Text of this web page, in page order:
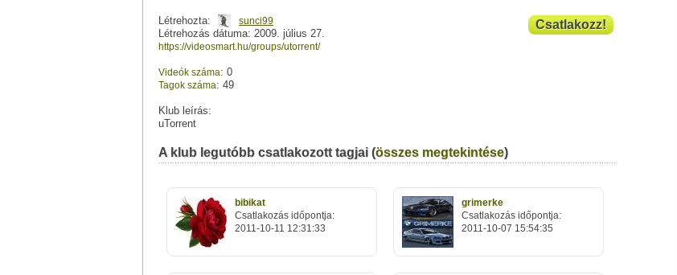
Létrehozta: sunci99
Létrehozás dátuma: 2009. július 27.
https://videosmart.hu/groups/utorrent/
Videók száma: 0
Tagok száma: 49
Klub leírás:
uTorrent
Csatlakozz!
A klub legutóbb csatlakozott tagjai (összes megtekintése)
bibikat
Csatlakozás időpontja:
2011-10-11 12:31:33
grimerke
Csatlakozás időpontja:
2011-10-07 15:54:35